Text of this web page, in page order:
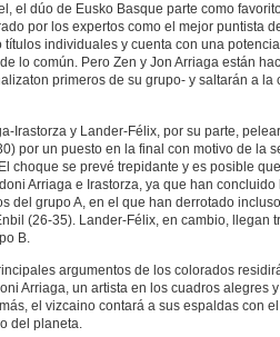
el dúo de Eusko Basque parte como
por los expertos como el mejor puntista
títulos individuales y cuenta con una
lo común. Pero Zen y Jon Arriaga están
primeros de su grupo- y saltarán a la
Irastorza y Lander-Félix, por su parte,
por un puesto en la final con motivo de la
choque se prevé trepidante y es posible
Arriaga e Irastorza, ya que han
del grupo A, en el que han derrotado
(26-35). Lander-Félix, en cambio, llegan
B.
argumentos de los colorados
Arriaga, un artista en los cuadros alegres
el vizcaino contará a sus espaldas con
del planeta.